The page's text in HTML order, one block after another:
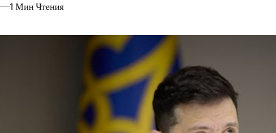
1 Мин Чтения